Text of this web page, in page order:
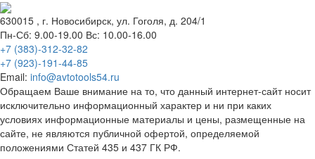
630015 , г. Новосибирск, ул. Гоголя, д. 204/1
Пн-Сб: 9.00-19.00 Вс: 10.00-16.00
+7 (383)-312-32-82
+7 (923)-191-44-85
Email: info@avtotools54.ru
Обращаем Ваше внимание на то, что данный интернет-сайт носит
исключительно информационный характер и ни при каких
условиях информационные материалы и цены, размещенные на
сайте, не являются публичной офертой, определяемой
положениями Статей 435 и 437 ГК РФ.